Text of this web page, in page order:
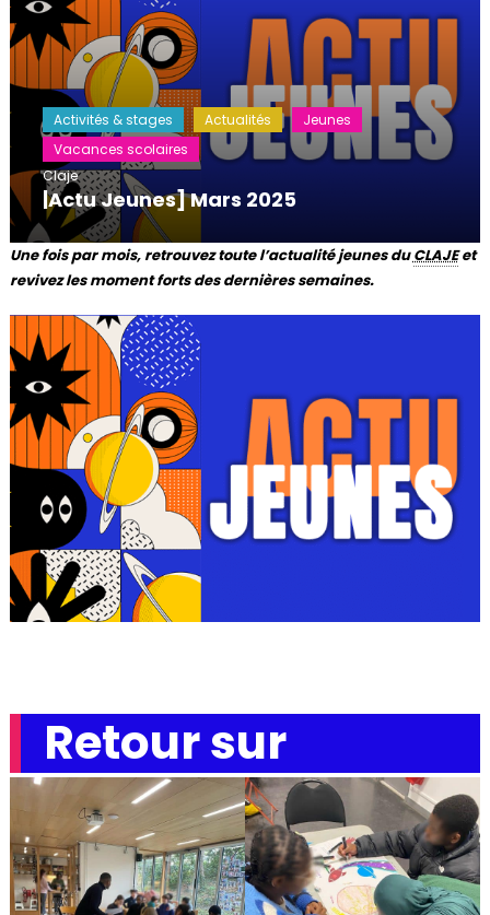
Activités & stages Actualités
Jeunes
Vacances scolaires
Claje
|Actu Jeunes] Mars 2025
Une fois par mois, retrouvez toute l’actualité jeunes duCLAJEet
revivez les moment forts des dernières semaines.
Retour sur